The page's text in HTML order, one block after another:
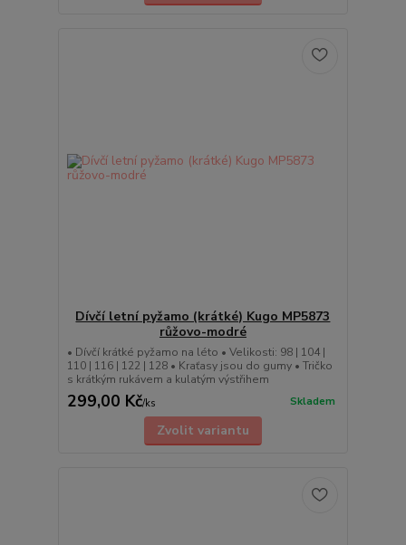
Dívčí letní pyžamo (krátké) Kugo MP5873
růžovo-modré
• Dívčí krátké pyžamo na léto • Velikosti: 98 | 104 |
110 | 116 | 122 | 128 • Kraťasy jsou do gumy • Tričko
s krátkým rukávem a kulatým výstřihem
299,00 Kč/ks Skladem
Zvolit variantu